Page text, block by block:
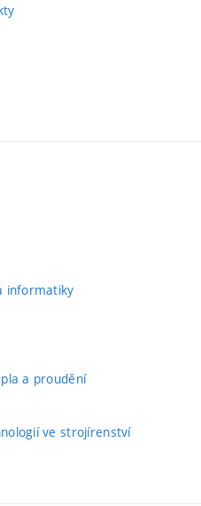
informatiky
a proudění
ve strojírenství